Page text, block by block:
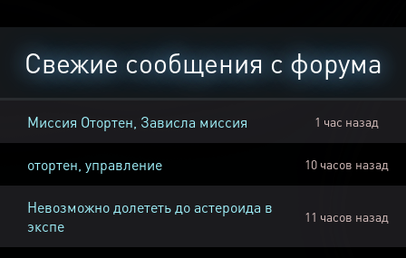
Свежие сообщения с форума
Миссия Отортен, Зависла миссия 1 час назад
отортен, управление 10 часов назад
Невозможно долететь до астероида в
экспе
11 часов назад